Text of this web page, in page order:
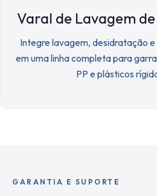
Varal de Lavagem
Integre lavagem, desidratação
em uma linha completa para
PP e plásticos
GARANTIA E SUPORTE